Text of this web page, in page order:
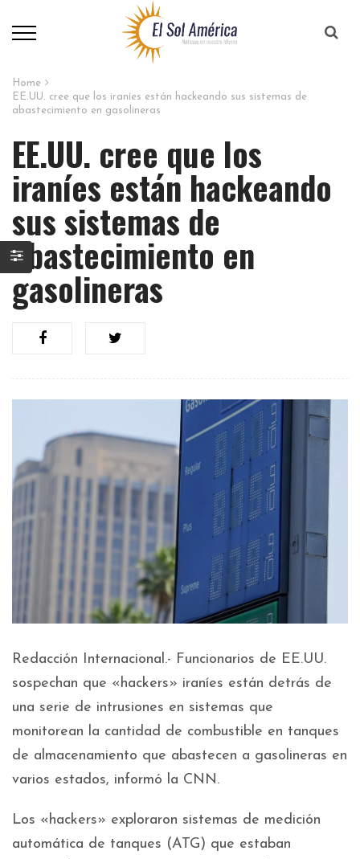
Home
EE.UU. cree que los iraníes están hackeando sus sistemas de
abastecimiento en gasolineras
EE.UU. cree que los
iraníes están hackeando
sus sistemas de
abastecimiento en
gasolineras
Redacción Internacional.- Funcionarios de EE.UU.
sospechan que «hackers» iraníes están detrás de
una serie de intrusiones en sistemas que
monitorean la cantidad de combustible en tanques
de almacenamiento que abastecen a gasolineras en
varios estados, informó la CNN.
Los «hackers» exploraron sistemas de medición
automática de tanques (ATG) que estaban